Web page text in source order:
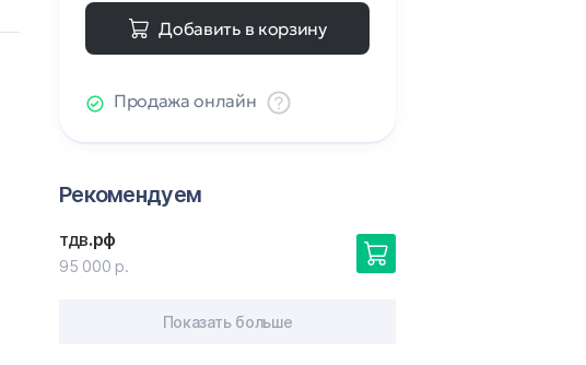
Добавить в корзину
Продажа онлайн
Рекомендуем
тдв.рф
95 000 р.
Показать больше